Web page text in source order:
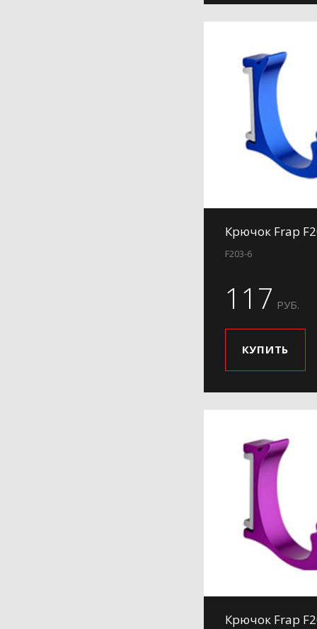
Крючок Frap
F203-6
117 РУБ.
КУПИТЬ
Крючок Frap